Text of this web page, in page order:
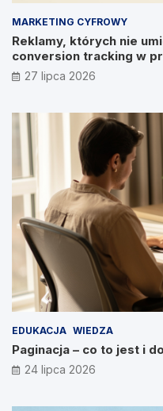
MARKETING CYFROWY
Reklamy, których nie
conversion tracking w
27 lipca 2026
EDUKACJA WIEDZA
Paginacja – co to jest i
24 lipca 2026